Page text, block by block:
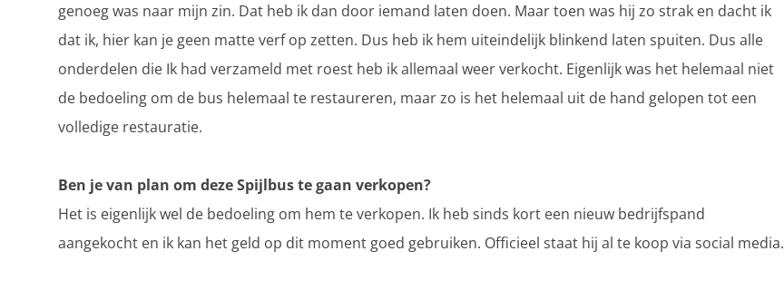
genoeg was naar mijn zin. Dat heb ik dan door iemand laten doen. Maar toen was hij zo strak en dacht ik
dat ik, hier kan je geen matte verf op zetten. Dus heb ik hem uiteindelijk blinkend laten spuiten. Dus alle
onderdelen die Ik had verzameld met roest heb ik allemaal weer verkocht. Eigenlijk was het helemaal niet
de bedoeling om de bus helemaal te restaureren, maar zo is het helemaal uit de hand gelopen tot een
volledige restauratie.
Ben je van plan om deze Spijlbus te gaan verkopen?
Het is eigenlijk wel de bedoeling om hem te verkopen. Ik heb sinds kort een nieuw bedrijfspand
aangekocht en ik kan het geld op dit moment goed gebruiken. Officieel staat hij al te koop via social media.